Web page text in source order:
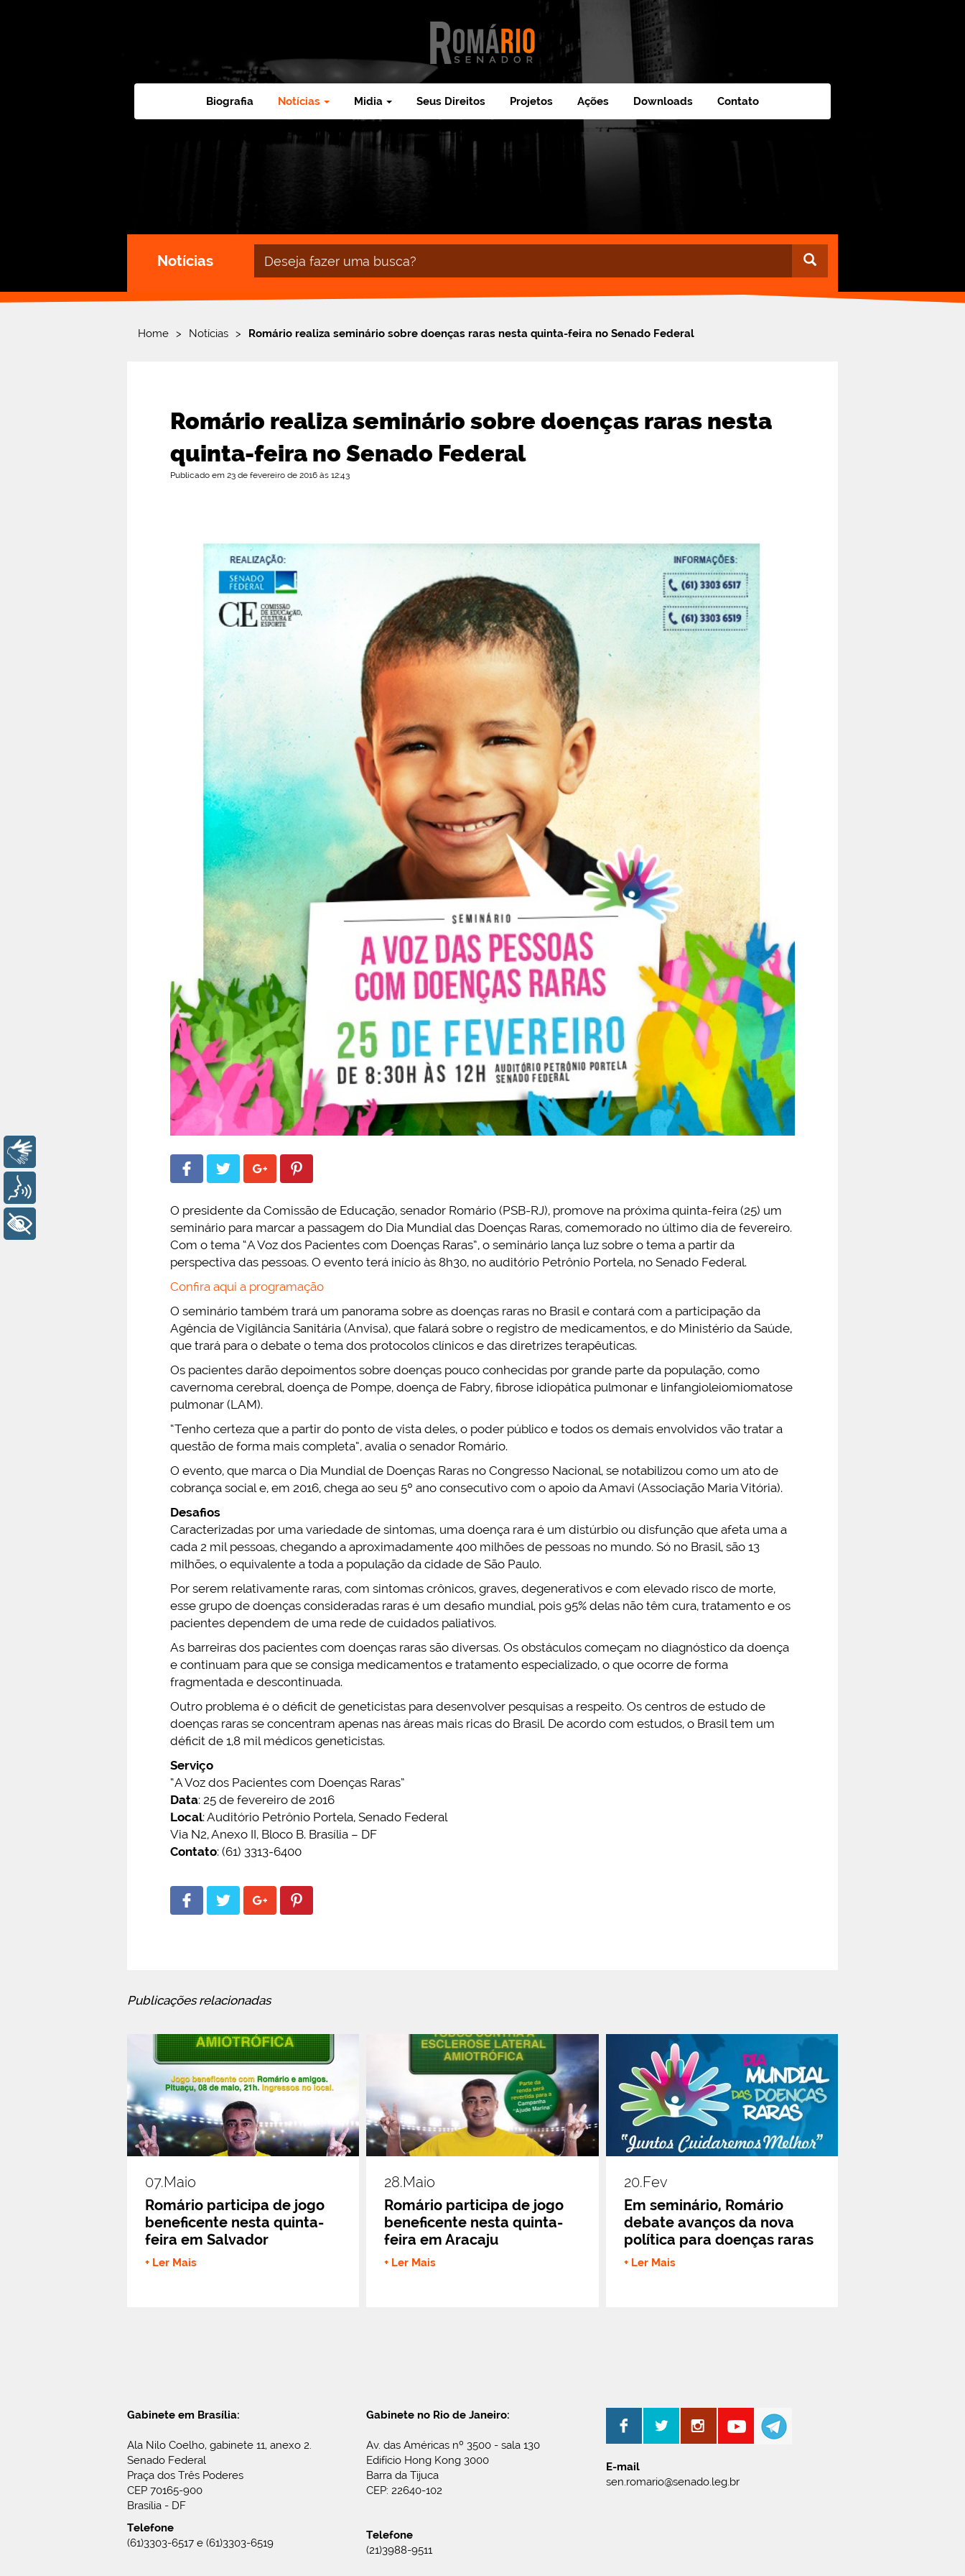
Biografia Notícias Midia Seus Direitos Projetos Ações Downloads Contato
Notícias
busca
Buscar
Home > Notícias > Romário realiza seminário sobre doenças raras nesta quinta-feira no Senado Federal
Romário realiza seminário sobre doenças raras nesta
quinta-feira no Senado Federal
Publicado em 23 de fevereiro de 2016 às 12:43
O presidente da Comissão de Educação, senador Romário (PSB-RJ), promove na próxima quinta-feira (25) um
seminário para marcar a passagem do Dia Mundial das Doenças Raras, comemorado no último dia de fevereiro.
Com o tema “A Voz dos Pacientes com Doenças Raras”, o seminário lança luz sobre o tema a partir da
perspectiva das pessoas. O evento terá início às 8h30, no auditório Petrônio Portela, no Senado Federal.
Confira aqui a programação
O seminário também trará um panorama sobre as doenças raras no Brasil e contará com a participação da
Agência de Vigilância Sanitária (Anvisa), que falará sobre o registro de medicamentos, e do Ministério da Saúde,
que trará para o debate o tema dos protocolos clínicos e das diretrizes terapêuticas.
Os pacientes darão depoimentos sobre doenças pouco conhecidas por grande parte da população, como
cavernoma cerebral, doença de Pompe, doença de Fabry, fibrose idiopática pulmonar e linfangioleiomiomatose
pulmonar (LAM).
“Tenho certeza que a partir do ponto de vista deles, o poder público e todos os demais envolvidos vão tratar a
questão de forma mais completa”, avalia o senador Romário.
O evento, que marca o Dia Mundial de Doenças Raras no Congresso Nacional, se notabilizou como um ato de
cobrança social e, em 2016, chega ao seu 5º ano consecutivo com o apoio da Amavi (Associação Maria Vitória).
Desafios
Caracterizadas por uma variedade de sintomas, uma doença rara é um distúrbio ou disfunção que afeta uma a
cada 2 mil pessoas, chegando a aproximadamente 400 milhões de pessoas no mundo. Só no Brasil, são 13
milhões, o equivalente a toda a população da cidade de São Paulo.
Por serem relativamente raras, com sintomas crônicos, graves, degenerativos e com elevado risco de morte,
esse grupo de doenças consideradas raras é um desafio mundial, pois 95% delas não têm cura, tratamento e os
pacientes dependem de uma rede de cuidados paliativos.
As barreiras dos pacientes com doenças raras são diversas. Os obstáculos começam no diagnóstico da doença
e continuam para que se consiga medicamentos e tratamento especializado, o que ocorre de forma
fragmentada e descontinuada.
Outro problema é o déficit de geneticistas para desenvolver pesquisas a respeito. Os centros de estudo de
doenças raras se concentram apenas nas áreas mais ricas do Brasil. De acordo com estudos, o Brasil tem um
déficit de 1,8 mil médicos geneticistas.
Serviço
“A Voz dos Pacientes com Doenças Raras”
Data: 25 de fevereiro de 2016
Local: Auditório Petrônio Portela, Senado Federal
Via N2, Anexo II, Bloco B. Brasília – DF
Contato: (61) 3313-6400
Publicações relacionadas
07.maio
Romário participa de jogo
beneficente nesta quinta-
feira em Salvador
+ Ler Mais
28.maio
Romário participa de jogo
beneficente nesta quinta-
feira em Aracaju
+ Ler Mais
20.fev
Em seminário, Romário
debate avanços da nova
política para doenças raras
+ Ler Mais
Gabinete em Brasília:
Ala Nilo Coelho, gabinete 11, anexo 2.
Senado Federal
Praça dos Três Poderes
CEP 70165-900
Brasília - DF
Telefone
(61)3303-6517 e (61)3303-6519
Gabinete no Rio de Janeiro:
Av. das Américas nº 3500 - sala 130
Edifício Hong Kong 3000
Barra da Tijuca
CEP: 22640-102
Telefone
(21)3988-9511
E-mail
sen.romario@senado.leg.br